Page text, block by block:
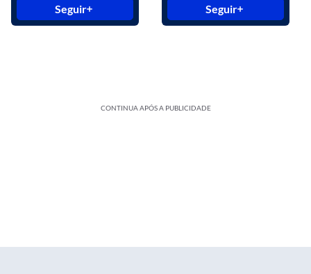
Seguir Seguir
CONTINUA APÓS A PUBLICIDADE